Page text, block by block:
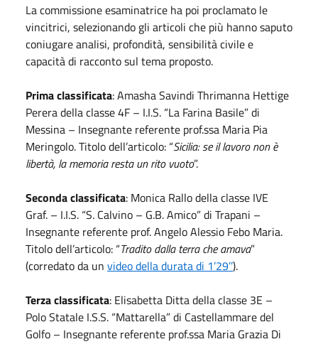
La commissione esaminatrice ha poi proclamato le
vincitrici, selezionando gli articoli che più hanno saputo
coniugare analisi, profondità, sensibilità civile e
capacità di racconto sul tema proposto.
Prima classificata: Amasha Savindi Thrimanna Hettige
Perera della classe 4F – I.I.S. “La Farina Basile” di
Messina – Insegnante referente prof.ssa Maria Pia
Meringolo. Titolo dell’articolo: “Sicilia: se il lavoro non è
libertà, la memoria resta un rito vuoto”.
Seconda classificata: Monica Rallo della classe IVE
Graf. – I.I.S. “S. Calvino – G.B. Amico” di Trapani –
Insegnante referente prof. Angelo Alessio Febo Maria.
Titolo dell’articolo: “Tradito dalla terra che amava”
(corredato da un video della durata di 1’29’’).
Terza classificata: Elisabetta Ditta della classe 3E –
Polo Statale I.S.S. “Mattarella” di Castellammare del
Golfo – Insegnante referente prof.ssa Maria Grazia Di